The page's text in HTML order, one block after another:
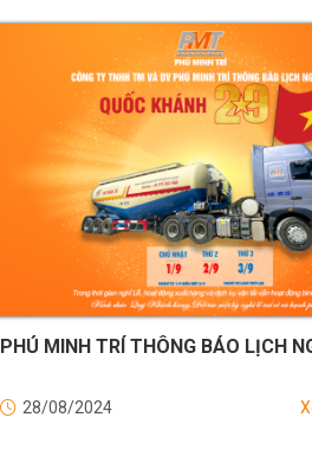
PHÚ MINH TRÍ THÔNG BÁO LỊCH
28/08/2024